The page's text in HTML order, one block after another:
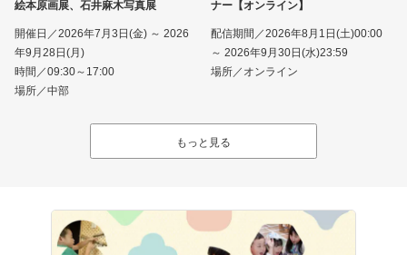
絵本原画展、石井麻木写真展
開催日／2026年7月3日(金) ～ 2026
年9月28日(月)
時間／09:30～17:00
場所／中部
ナー【オンライン】
配信期間／2026年8月1日(土)00:00
～ 2026年9月30日(水)23:59
場所／オンライン
もっと見る